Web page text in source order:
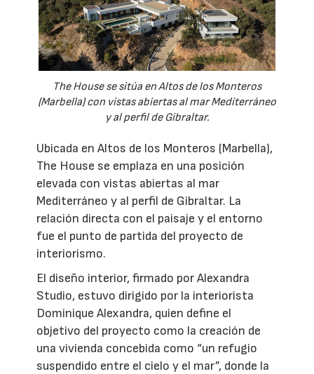
The House se sitúa en Altos de los Monteros
(Marbella) con vistas abiertas al mar Mediterráneo
y al perfil de Gibraltar.
Ubicada en Altos de los Monteros (Marbella),
The House se emplaza en una posición
elevada con vistas abiertas al mar
Mediterráneo y al perfil de Gibraltar. La
relación directa con el paisaje y el entorno
fue el punto de partida del proyecto de
interiorismo.
El diseño interior, firmado por Alexandra
Studio, estuvo dirigido por la interiorista
Dominique Alexandra, quien define el
objetivo del proyecto como la creación de
una vivienda concebida como “un refugio
suspendido entre el cielo y el mar”, donde la